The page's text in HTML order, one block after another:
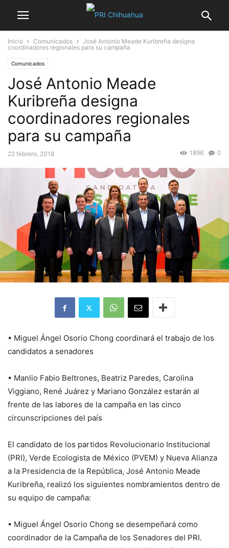
Inicio Comunicados
José Antonio Meade Kuribreña designa
coordinadores regionales para su campaña
Comunicados
José Antonio Meade
Kuribreña designa
coordinadores regionales
para su campaña
22 febrero, 2018 0
1896
• Miguel Ángel Osorio Chong coordinará el trabajo de los
candidatos a senadores
• Manlio Fabio Beltrones, Beatriz Paredes, Carolina
Viggiano, René Juárez y Mariano González estarán al
frente de las labores de la campaña en las cinco
circunscripciones del país
El candidato de los partidos Revolucionario Institucional
(PRI), Verde Ecologista de México (PVEM) y Nueva Alianza
a la Presidencia de la República, José Antonio Meade
Kuribreña, realizó los siguientes nombramientos dentro de
su equipo de campaña:
• Miguel Ángel Osorio Chong se desempeñará como
coordinador de la Campaña de los Senadores del PRI.